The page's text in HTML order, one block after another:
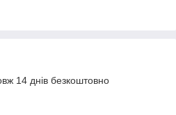
14 днів безкоштовно